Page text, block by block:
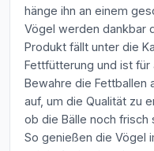
hänge ihn an einem
Vögel werden dankbar
Produkt fällt unter die
Fettfütterung und ist
Bewahre die Fettballen
auf, um die Qualität zu
ob die Bälle noch frisch
So genießen die Vögel